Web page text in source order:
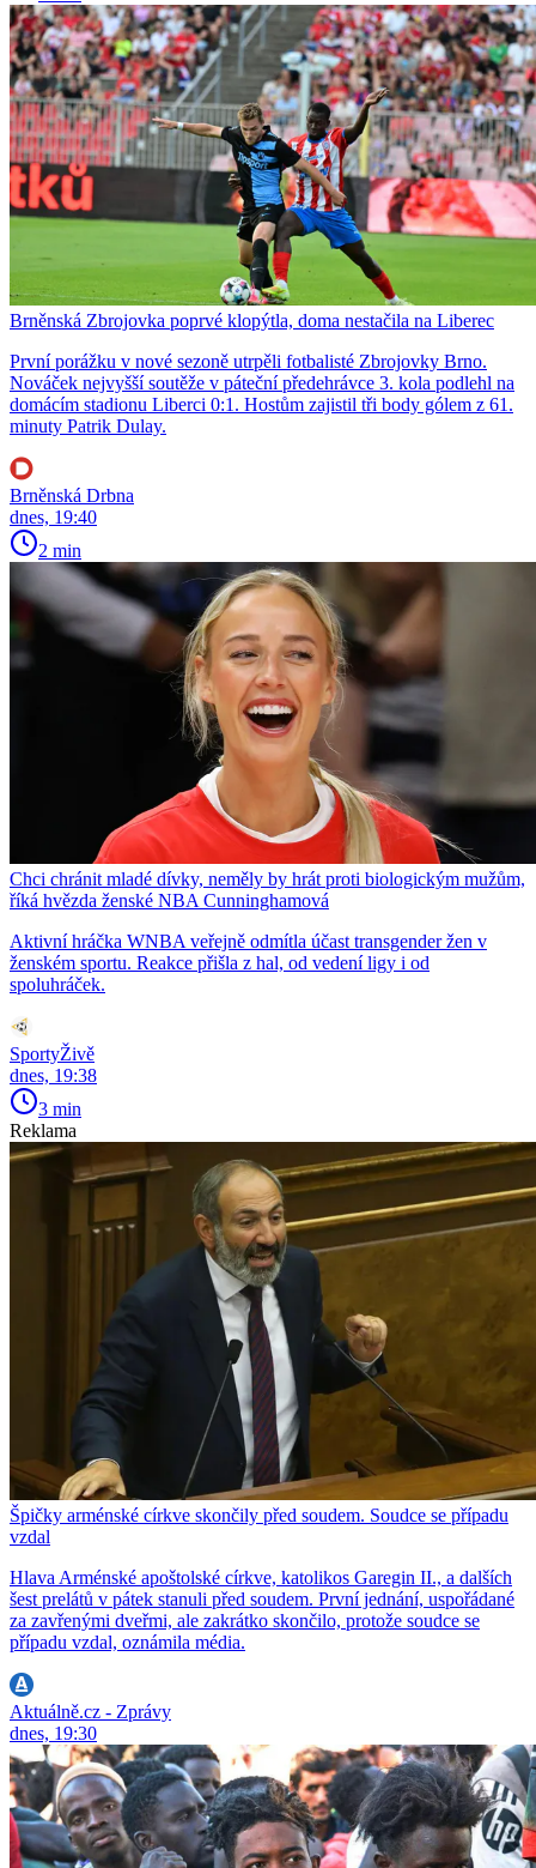
Brněnská Zbrojovka poprvé klopýtla, doma nestačila na Liberec
První porážku v nové sezoně utrpěli fotbalisté Zbrojovky Brno.
Nováček nejvyšší soutěže v páteční předehrávce 3. kola podlehl na
domácím stadionu Liberci 0:1. Hostům zajistil tři body gólem z 61.
minuty Patrik Dulay.
Brněnská Drbna
dnes, 19:40
2 min
Chci chránit mladé dívky, neměly by hrát proti biologickým mužům,
říká hvězda ženské NBA Cunninghamová
Aktivní hráčka WNBA veřejně odmítla účast transgender žen v
ženském sportu. Reakce přišla z hal, od vedení ligy i od
spoluhráček.
SportyŽivě
dnes, 19:38
3 min
Reklama
Špičky arménské církve skončily před soudem. Soudce se případu
vzdal
Hlava Arménské apoštolské církve, katolikos Garegin II., a dalších
šest prelátů v pátek stanuli před soudem. První jednání, uspořádané
za zavřenými dveřmi, ale zakrátko skončilo, protože soudce se
případu vzdal, oznámila média.
Aktuálně.cz - Zprávy
dnes, 19:30